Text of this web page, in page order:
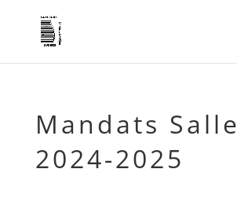
Mandats Salle
2024-2025